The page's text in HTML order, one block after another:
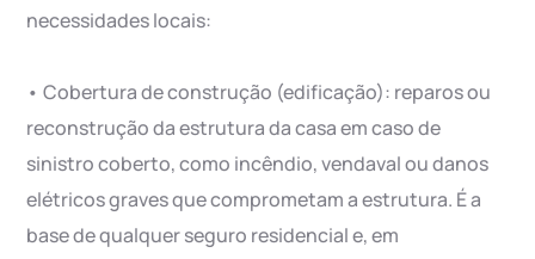
necessidades locais:
• Cobertura de construção (edificação): reparos ou
reconstrução da estrutura da casa em caso de
sinistro coberto, como incêndio, vendaval ou danos
elétricos graves que comprometam a estrutura. É a
base de qualquer seguro residencial e, em